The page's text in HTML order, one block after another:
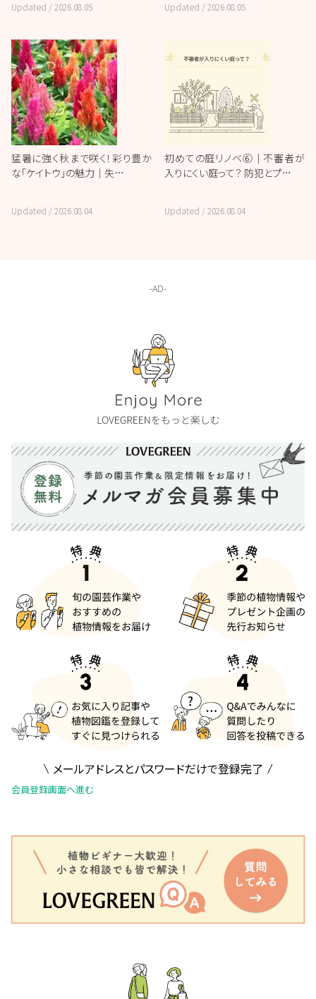
Updated /2026.08.05 Updated /2026.08.05
猛暑に強く秋まで咲く！彩り豊か
な「ケイトウ」の魅力｜失…
Updated /2026.08.04
初めての庭リノベ⑥｜不審者が
入りにくい庭って？ 防犯とプ…
Updated /2026.08.04
メールアドレスとパスワードだけで登録完了
会員登録画面へ進む